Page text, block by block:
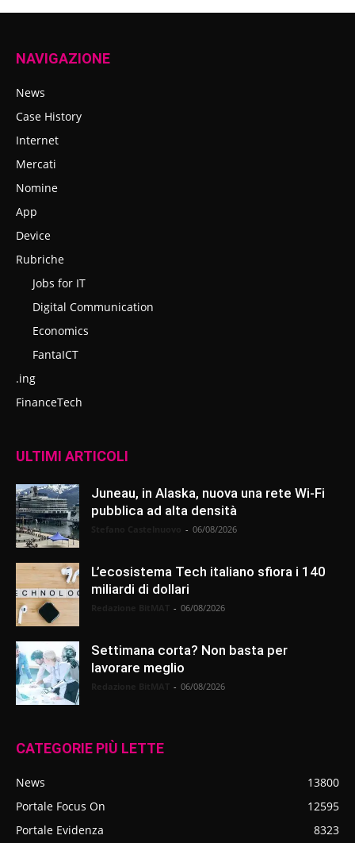
NAVIGAZIONE
News
Case History
Internet
Mercati
Nomine
App
Device
Rubriche
Jobs for IT
Digital Communication
Economics
FantaICT
.ing
FinanceTech
ULTIMI ARTICOLI
Juneau, in Alaska, nuova una rete Wi-Fi
pubblica ad alta densità
- 06/08/2026
L’ecosistema Tech italiano sfiora i 140
miliardi di dollari
- 06/08/2026
Settimana corta? Non basta per
lavorare meglio
- 06/08/2026
CATEGORIE PIÙ LETTE
News
13800
Portale Focus On
12595
Portale Evidenza
8323